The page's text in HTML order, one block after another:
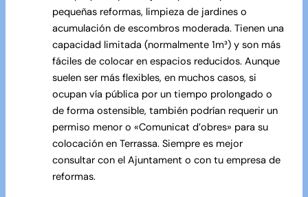
pequeñas reformas, limpieza de jardines o
acumulación de escombros moderada. Tienen una
capacidad limitada (normalmente 1m³) y son más
fáciles de colocar en espacios reducidos. Aunque
suelen ser más flexibles, en muchos casos, si
ocupan vía pública por un tiempo prolongado o
de forma ostensible, también podrían requerir un
permiso menor o «Comunicat d’obres» para su
colocación en Terrassa. Siempre es mejor
consultar con el Ajuntament o con tu empresa de
reformas.